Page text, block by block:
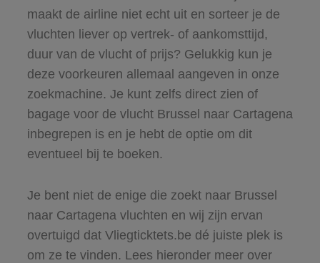
maakt de airline niet echt uit en sorteer je de
vluchten liever op vertrek- of aankomsttijd,
duur van de vlucht of prijs? Gelukkig kun je
deze voorkeuren allemaal aangeven in onze
zoekmachine. Je kunt zelfs direct zien of
bagage voor de vlucht Brussel naar Cartagena
inbegrepen is en je hebt de optie om dit
eventueel bij te boeken.
Je bent niet de enige die zoekt naar Brussel
naar Cartagena vluchten en wij zijn ervan
overtuigd dat Vliegticktets.be dé juiste plek is
om ze te vinden. Lees hieronder meer over